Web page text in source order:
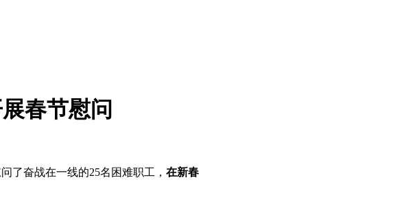
春节慰问
了奋战在一线的25名困难职工， 在新春